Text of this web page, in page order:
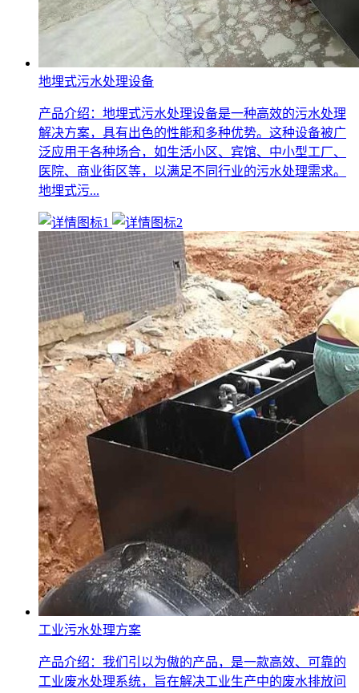
地埋式污水处理设备
产品介绍：地埋式污水处理设备是一种高效的污水处理
解决方案，具有出色的性能和多种优势。这种设备被广
泛应用于各种场合，如生活小区、宾馆、中小型工厂、
医院、商业街区等，以满足不同行业的污水处理需求。
地埋式污...
工业污水处理方案
产品介绍：我们引以为傲的产品，是一款高效、可靠的
工业废水处理系统，旨在解决工业生产中的废水排放问